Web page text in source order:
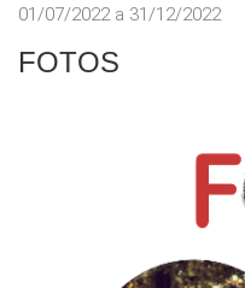
01/07/2022 a 31/12/2022
FOTOS